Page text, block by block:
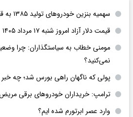
سهمیه بنزین خودروهای تولید ۱۳۸۵ به قبل حذف خواهد شد؟
قیمت دلار آزاد امروز شنبه ۱۷ مرداد ۱۴۰۵
مومنی خطاب به سیاستگذاران: چرا
نمی‌کنید؟
پولی که ناگهان راهی بورس شد؛ چه
ترامپ: خریداران خودروهای برقی مریض
وارد عصر ابرتورم شده ایم؟